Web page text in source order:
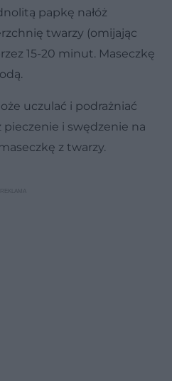
papkę nałóż
twarzy (omijając
15-20 minut. Maseczkę
uczulać i podrażniać
pieczenie i swędzenie na
z twarzy.